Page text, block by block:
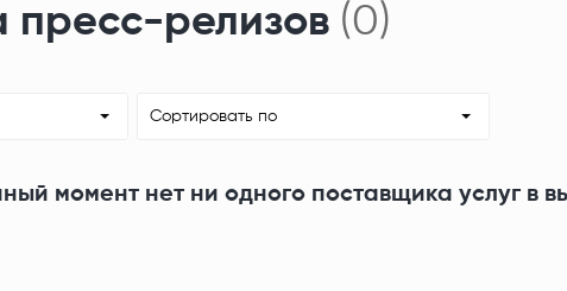
пресс-релизов (0)
Сортировать по
момент нет ни одного поставщика услуг в